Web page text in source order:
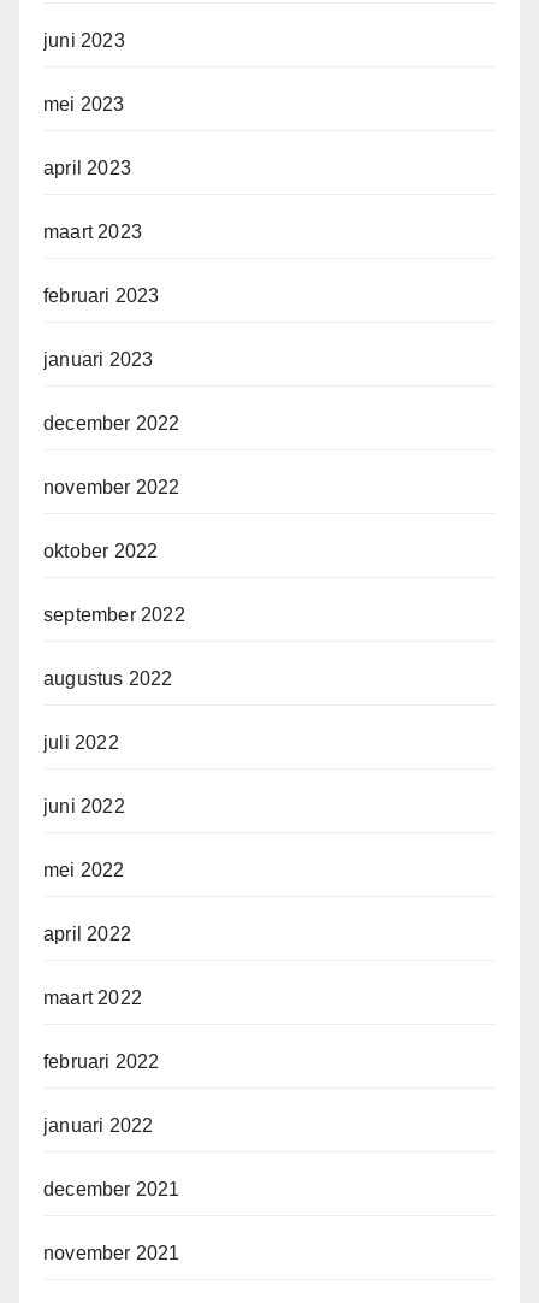
juni 2023
mei 2023
april 2023
maart 2023
februari 2023
januari 2023
december 2022
november 2022
oktober 2022
september 2022
augustus 2022
juli 2022
juni 2022
mei 2022
april 2022
maart 2022
februari 2022
januari 2022
december 2021
november 2021